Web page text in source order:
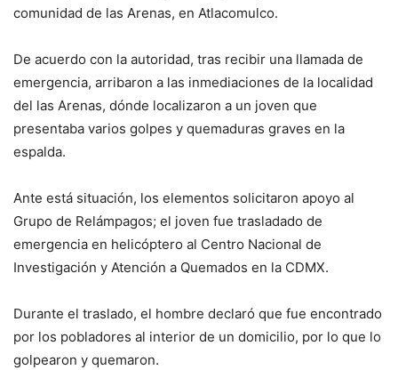
comunidad de las Arenas, en Atlacomulco.
De acuerdo con la autoridad, tras recibir una llamada de
emergencia, arribaron a las inmediaciones de la localidad
del las Arenas, dónde localizaron a un joven que
presentaba varios golpes y quemaduras graves en la
espalda.
Ante está situación, los elementos solicitaron apoyo al
Grupo de Relámpagos; el joven fue trasladado de
emergencia en helicóptero al Centro Nacional de
Investigación y Atención a Quemados en la CDMX.
Durante el traslado, el hombre declaró que fue encontrado
por los pobladores al interior de un domicilio, por lo que lo
golpearon y quemaron.